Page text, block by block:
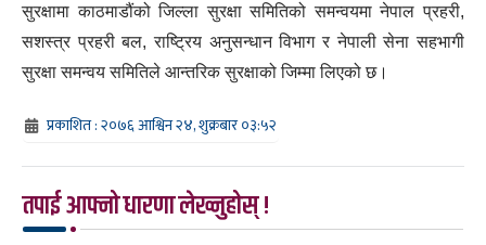
सुरक्षामा काठमाडौंको जिल्ला सुरक्षा समितिको समन्वयमा नेपाल प्रहरी,
सशस्त्र प्रहरी बल, राष्ट्रिय अनुसन्धान विभाग र नेपाली सेना सहभागी
सुरक्षा समन्वय समितिले आन्तरिक सुरक्षाको जिम्मा लिएको छ।
प्रकाशित : २०७६ आश्विन २४, शुक्रबार ०३:५२
तपाई आफ्नो धारणा लेख्नुहोस् !